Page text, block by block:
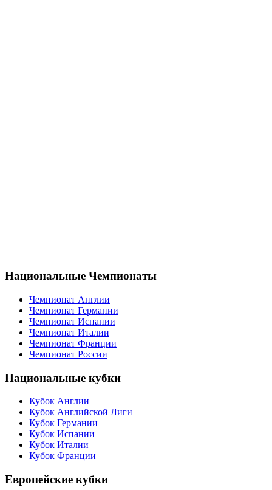
Национальные Чемпионаты
Чемпионат Англии
Чемпионат Германии
Чемпионат Испании
Чемпионат Италии
Чемпионат Франции
Чемпионат России
Национальные кубки
Кубок Англии
Кубок Английской Лиги
Кубок Германии
Кубок Испании
Кубок Италии
Кубок Франции
Европейские кубки